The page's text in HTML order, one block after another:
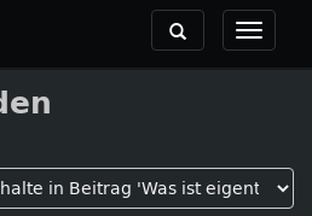
Toggle
Toggle
navigation